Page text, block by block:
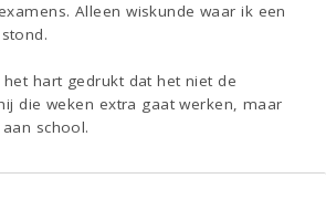
Alleen wiskunde waar ik een
hart gedrukt dat het niet de
die weken extra gaat werken, maar
school.